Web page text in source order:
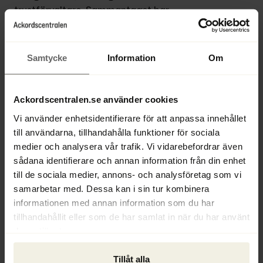
Samtycke Information Om
Ackordscentralen.se använder cookies
Vi använder enhetsidentifierare för att anpassa innehållet
till användarna, tillhandahålla funktioner för sociala
medier och analysera vår trafik. Vi vidarebefordrar även
sådana identifierare och annan information från din enhet
till de sociala medier, annons- och analysföretag som vi
samarbetar med. Dessa kan i sin tur kombinera
informationen med annan information som du har
tillhandahållit eller som de har samlat in när du har använt
Tillåt alla
trustförvaltare. Sammantaget har
länsstyrelserna cirka 15 000 tillsynsobjekt
arbetsgrupper. Länsstyrelsen i Västra
och Länsstyrelsen i Skåne cirka 4 100.
Vid Riksrevisionens granskning var framför
allt Länsstyrelsen i Stockholm av
ekonomiska skäl kraftigt underbemannad
inom sitt tillsynsområde. År 2023 fanns det i
praktiken en enda erfaren medarbetare som
ansvarade för penningtvättstillsynen i totalt
nio län. I dag finns det sex heltidstjänster i
nationell och internationell nivå.